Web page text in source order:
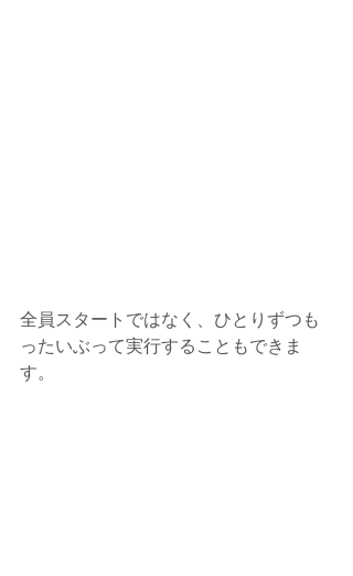
全員スタートではなく、ひとりずつも
ったいぶって実行することもできま
す。